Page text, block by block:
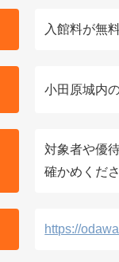
入館料が無
小田原城内
対象者や優
確かめくださ
https://